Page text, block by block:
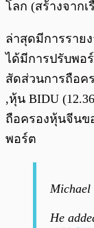
โลก (สร้างจากเ
ล่าสุดมีการรายง
ได้มีการปรับพอ
สัดส่วนการถือค
,หุ้น BIDU
ถือครองหุ้นจีนข
พอร์ต
Michael
He